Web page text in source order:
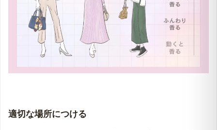
適切な場所につける